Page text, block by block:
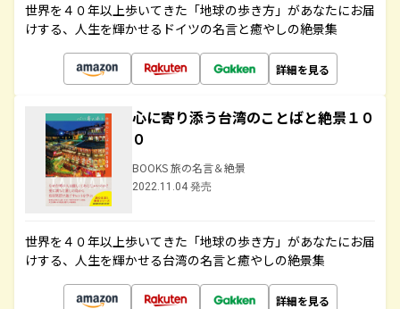
世界を４０年以上歩いてきた「地球の歩き方」があなたにお届
けする、人生を輝かせるドイツの名言と癒やしの絶景集
詳細を見る
心に寄り添う台湾のことばと絶景１０
０
BOOKS 旅の名言＆絶景
2022.11.04 発売
世界を４０年以上歩いてきた「地球の歩き方」があなたにお届
けする、人生を輝かせる台湾の名言と癒やしの絶景集
詳細を見る